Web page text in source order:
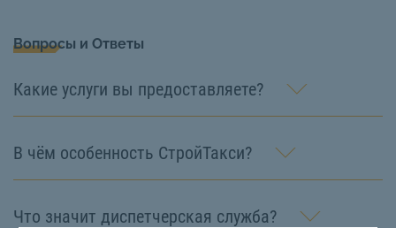
Вопросы и Ответы
Какие услуги вы предоставляете?
В чём особенность СтройТакси?
Что значит диспетчерская служба?